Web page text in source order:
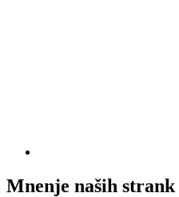
Mnenje naših strank